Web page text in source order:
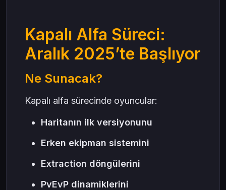
Kapalı Alfa Süreci:
Aralık 2025’te Başlıyor
Ne Sunacak?
Kapalı alfa sürecinde oyuncular:
Haritanın ilk versiyonunu
Erken ekipman sistemini
Extraction döngülerini
PvEvP dinamiklerini